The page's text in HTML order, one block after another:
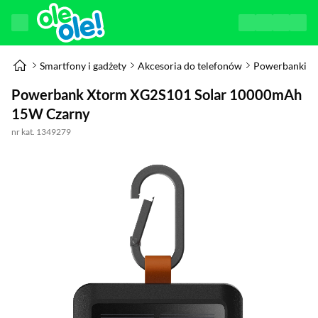
Smartfony i gadżety Akcesoria do telefonów Powerbanki
Powerbank Xtorm XG2S101 Solar 10000mAh
15W Czarny
nr kat. 1349279